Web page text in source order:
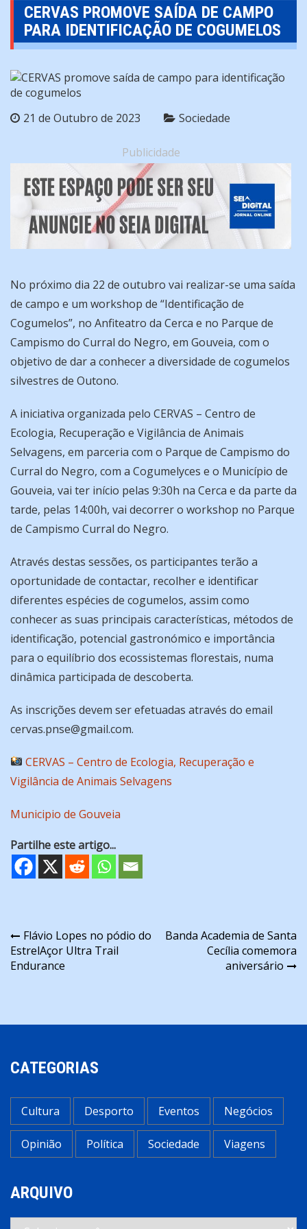
CERVAS PROMOVE SAÍDA DE CAMPO
PARA IDENTIFICAÇÃO DE COGUMELOS
21 de Outubro de 2023 Sociedade
Publicidade
No próximo dia 22 de outubro vai realizar-se uma saída
de campo e um workshop de “Identificação de
Cogumelos”, no Anfiteatro da Cerca e no Parque de
Campismo do Curral do Negro, em Gouveia, com o
objetivo de dar a conhecer a diversidade de cogumelos
silvestres de Outono.
A iniciativa organizada pelo CERVAS – Centro de
Ecologia, Recuperação e Vigilância de Animais
Selvagens, em parceria com o Parque de Campismo do
Curral do Negro, com a Cogumelyces e o Município de
Gouveia, vai ter início pelas 9:30h na Cerca e da parte da
tarde, pelas 14:00h, vai decorrer o workshop no Parque
de Campismo Curral do Negro.
Através destas sessões, os participantes terão a
oportunidade de contactar, recolher e identificar
diferentes espécies de cogumelos, assim como
conhecer as suas principais características, métodos de
identificação, potencial gastronómico e importância
para o equilíbrio dos ecossistemas florestais, numa
dinâmica participada de descoberta.
As inscrições devem ser efetuadas através do email
cervas.pnse@gmail.com.
CERVAS – Centro de Ecologia, Recuperação e
Vigilância de Animais Selvagens
Municipio de Gouveia
Partilhe este artigo...
Navegação
de
Flávio Lopes no pódio do
EstrelAçor Ultra Trail
Endurance
Banda Academia de Santa
Cecília comemora
aniversário
CATEGORIAS
Cultura Desporto Eventos Negócios
Opinião Política Sociedade Viagens
ARQUIVO
Arquivo